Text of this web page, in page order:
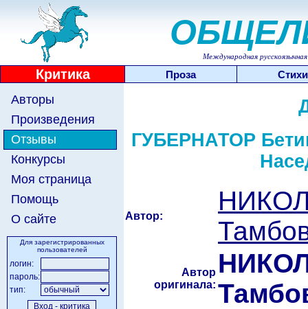
Международная
Критика Проза Стихи
Авторы
Произведения
Отзывы
Конкурсы
Моя страница
Помощь
О сайте
Для зарегистрированных
пользователей
логин:
пароль:
тип:
ГУБЕРНАТОР
Автор:
Автор
оригинала: